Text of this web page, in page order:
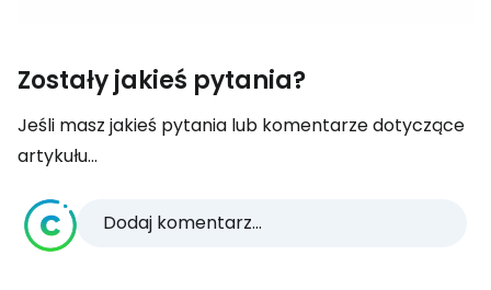
Zostały jakieś pytania?
Jeśli masz jakieś pytania lub komentarze dotyczące
artykułu...
Dodaj komentarz...